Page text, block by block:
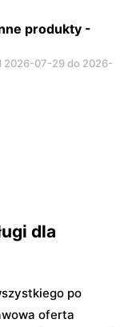
produkty -
2026-07-29 do 2026-
dla
po
oferta